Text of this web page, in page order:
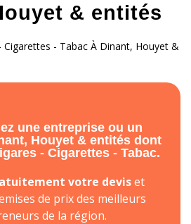
& entités
Cigarettes - Tabac À Dinant, Houyet &
une entreprise ou un
Houyet & entités dont
- Cigarettes - Tabac.
votre deviset
de prix des meilleurs
de la région.